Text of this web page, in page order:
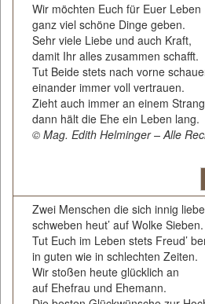
Wir möchten Euch für Euer Leben
ganz viel schöne Dinge geben.
Sehr viele Liebe und auch Kraft,
damit Ihr alles zusammen schafft.
Tut Beide stets nach vorne
einander immer voll vertrauen.
Zieht auch immer an einem
dann hält die Ehe ein Leben lang.
© Mag. Edith Helminger – Alle
Zwei Menschen die sich innig
schweben heut’ auf Wolke Sieben.
Tut Euch im Leben stets Freud’
in guten wie in schlechten Zeiten.
Wir stoßen heute glücklich an
auf Ehefrau und Ehemann.